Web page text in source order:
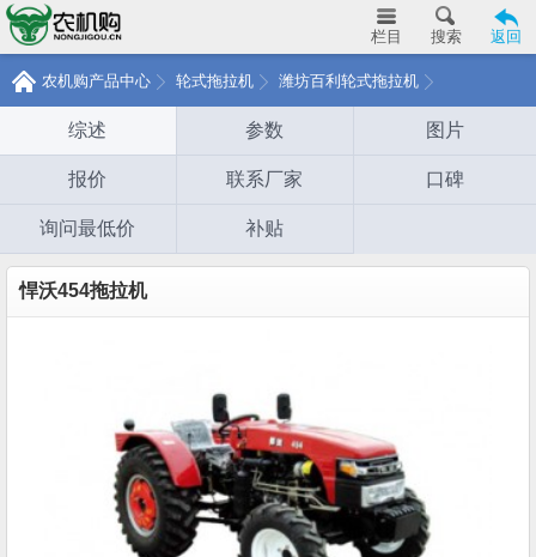
返回
搜索
栏目
农机购产品中心 轮式拖拉机 潍坊百利轮式拖拉机
综述 参数 图片
报价 联系厂家 口碑
询问最低价 补贴
悍沃454拖拉机